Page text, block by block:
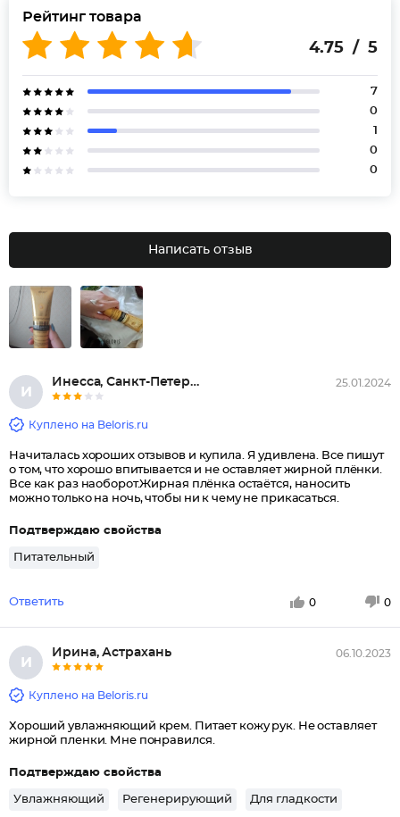
Рейтинг товара
4.75 / 5
7
0
1
0
0
Написать отзыв
И
Инесса, Санкт-Петербург 25.01.2024
Куплено на Beloris.ru
Начиталась хороших отзывов и купила. Я удивлена. Все пишут
о том, что хорошо впитывается и не оставляет жирной плёнки.
Все как раз наоборот.Жирная плёнка остаётся, наносить
можно только на ночь, чтобы ни к чему не прикасаться.
Подтверждаю свойства
Питательный
Ответить 0 0
И
Ирина, Астрахань 06.10.2023
Куплено на Beloris.ru
Хороший увлажняющий крем. Питает кожу рук. Не оставляет
жирной пленки. Мне понравился.
Подтверждаю свойства
Увлажняющий Регенерирующий Для гладкости